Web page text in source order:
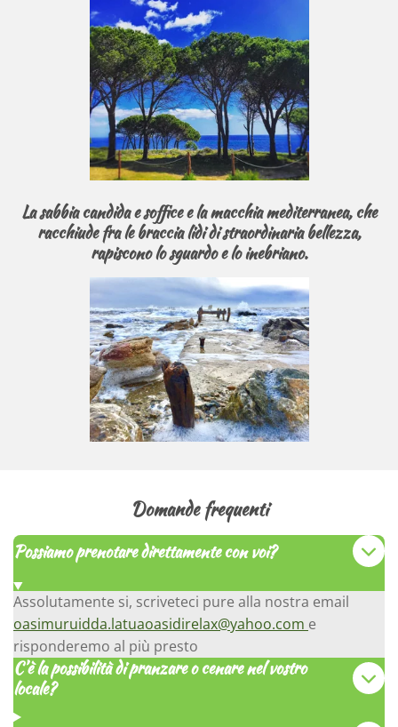
La sabbia candida e soffice e lamacchia mediterranea, che
racchiude fra le braccia lidi di straordinaria bellezza,
rapiscono lo sguardo e lo inebriano.
Domande frequenti
Possiamo prenotare direttamente con voi?
Assolutamente si, scriveteci pure alla nostra email
oasimuruidda.latuaoasidirelax@yahoo.com e
risponderemo al più presto
C’è la possibilità di pranzare o cenare nel vostro
locale?